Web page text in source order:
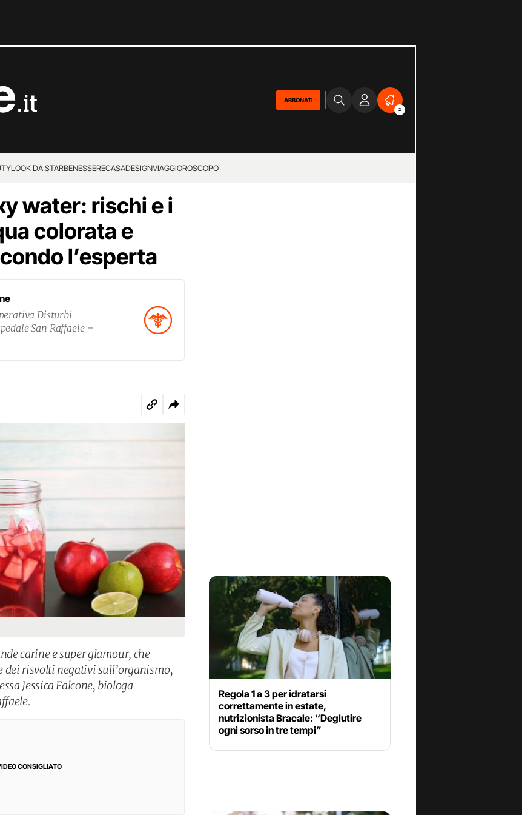
ABBONATI
2
LOOK DA STARBENESSERECASADESIGNVIAGGIOROSCOPO
water: rischi e i
colorata e
l’esperta
Disturbi
San Raffaele –
carine e super glamour, che
dei risvolti negativi sull’organismo,
Jessica Falcone, biologa
CONSIGLIATO
Regola 1 a 3 per idratarsi
correttamente in estate,
nutrizionista Bracale: “Deglutire
ogni sorso in tre tempi”